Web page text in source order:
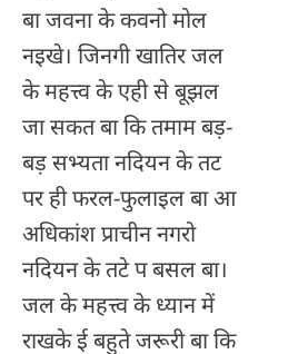
बा जवना के कवनो मोल
नइखे। जिनगी खातिर जल
के महत्त्व के एही से बूझल
जा सकत बा कि तमाम बड़-
बड़ सभ्यता नदियन के तट
पर ही फरल-फुलाइल बा आ
अधिकांश प्राचीन नगरो
नदियन के तटे प बसल बा।
जल के महत्त्व के ध्यान में
राखके ई बहुते जरूरी बा कि